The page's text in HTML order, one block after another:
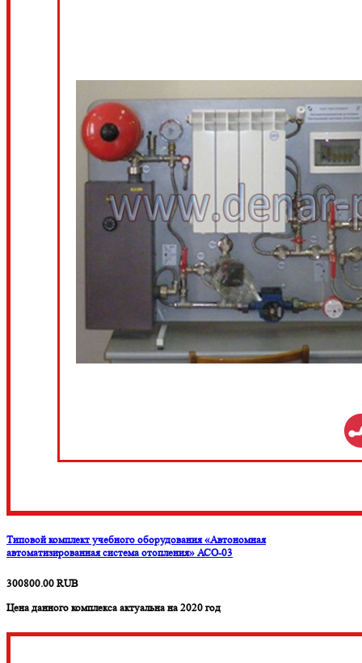
Типовой комплект учебного оборудования «Автономная
автоматизированная система отопления» АСО-03
300800.00 RUB
Цена данного комплекса актуальна на 2020 год